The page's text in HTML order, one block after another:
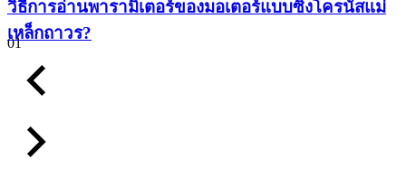
วิธีการอ่านพารามิเตอร์ของมอเตอร์แบบซิงโครนัสแม่
เหล็กถาวร?
01